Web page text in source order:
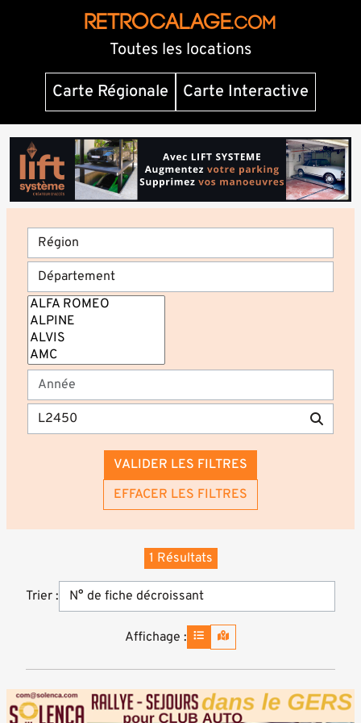
RETROCALAGE.com
Toutes les locations
Carte Régionale
Carte Interactive
VALIDER LES FILTRES
EFFACER LES FILTRES
Trier :
1 Résultats
Affichage :